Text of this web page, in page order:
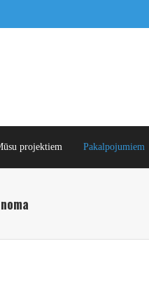
projektiem Pakalpojumiem